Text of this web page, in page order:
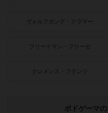
ヴォルフガング・クラマー
フリードマン・フリーゼ
クレメンス・フランツ
ボドゲーマ